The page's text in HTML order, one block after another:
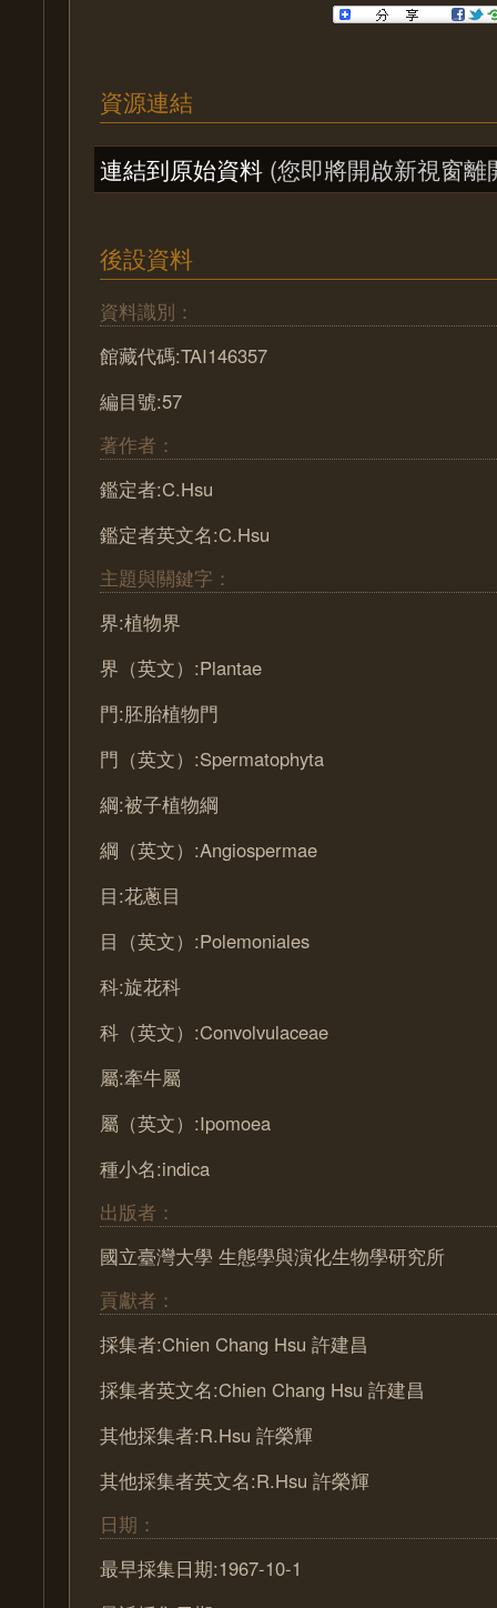
資源連結
連結到原始資料 (您即將開啟新視窗離
後設資料
資料識別：
館藏代碼:TAI146357
編目號:57
著作者：
鑑定者:C.Hsu
鑑定者英文名:C.Hsu
主題與關鍵字：
界:植物界
界（英文）:Plantae
門:胚胎植物門
門（英文）:Spermatophyta
綱:被子植物綱
綱（英文）:Angiospermae
目:花蔥目
目（英文）:Polemoniales
科:旋花科
科（英文）:Convolvulaceae
屬:牽牛屬
屬（英文）:Ipomoea
種小名:indica
出版者：
國立臺灣大學 生態學與演化生物學研究所
貢獻者：
採集者:Chien Chang Hsu 許建昌
採集者英文名:Chien Chang Hsu 許建昌
其他採集者:R.Hsu 許榮輝
其他採集者英文名:R.Hsu 許榮輝
日期：
最早採集日期:1967-10-1